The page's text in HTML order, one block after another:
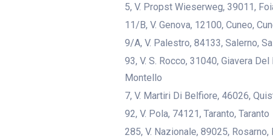
5, V. Propst Wieserweg, 39011,
11/B, V. Genova, 12100, Cuneo,
9/A, V. Palestro, 84133, Salerno,
93, V. S. Rocco, 31040, Giavera
Montello
7, V. Martiri Di Belfiore, 46026,
92, V. Pola, 74121, Taranto, Taranto
285, V. Nazionale, 89025, Rosarno,